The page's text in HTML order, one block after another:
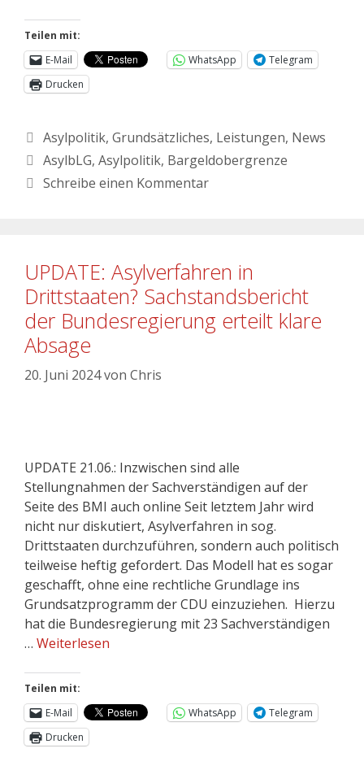
Teilen mit:
E-Mail
WhatsApp
Telegram
Drucken
Asylpolitik, Grundsätzliches, Leistungen, News
AsylbLG, Asylpolitik, Bargeldobergrenze
Schreibe einen Kommentar
UPDATE: Asylverfahren in
Drittstaaten? Sachstandsbericht
der Bundesregierung erteilt klare
Absage
20. Juni 2024von Chris
UPDATE 21.06.: Inzwischen sind alle
Stellungnahmen der Sachverständigen auf der
Seite des BMI auch online Seit letztem Jahr wird
nicht nur diskutiert, Asylverfahren in sog.
Drittstaaten durchzuführen, sondern auch politisch
teilweise heftig gefordert. Das Modell hat es sogar
geschafft, ohne eine rechtliche Grundlage ins
Grundsatzprogramm der CDU einzuziehen. Hierzu
hat die Bundesregierung mit 23 Sachverständigen
… Weiterlesen
Teilen mit:
E-Mail
WhatsApp
Telegram
Drucken